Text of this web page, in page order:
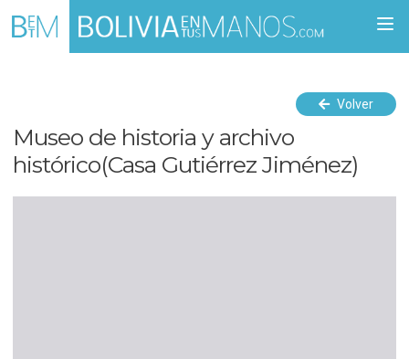
Volver
Museo de historia y archivo
histórico(Casa Gutiérrez Jiménez)